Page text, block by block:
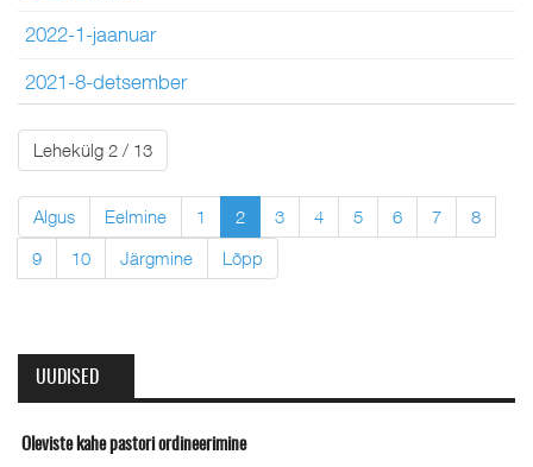
2022-1-jaanuar
2021-8-detsember
Lehekülg 2 / 13
Algus Eelmine 1 2 3 4 5 6 7
8
9
10 Järgmine Lõpp
UUDISED
Oleviste kahe pastori ordineerimine